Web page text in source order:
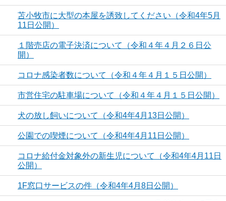
苫小牧市に大型の本屋を誘致してください（令和4年5月
11日公開）
１階売店の電子決済について（令和４年４月２６日公
開）
コロナ感染者数について（令和４年４月１５日公開）
市営住宅の駐車場について（令和４年４月１５日公開）
犬の放し飼いについて（令和4年4月13日公開）
公園での喫煙について（令和4年4月11日公開）
コロナ給付金対象外の新生児について（令和4年4月11日
公開）
1F窓口サービスの件（令和4年4月8日公開）